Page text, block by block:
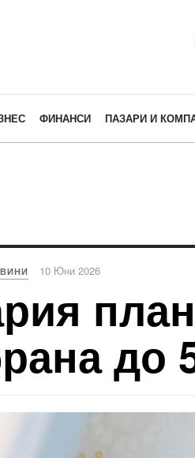
ФИНАНСИ ПАЗАРИ И
10 Юни 2026
до